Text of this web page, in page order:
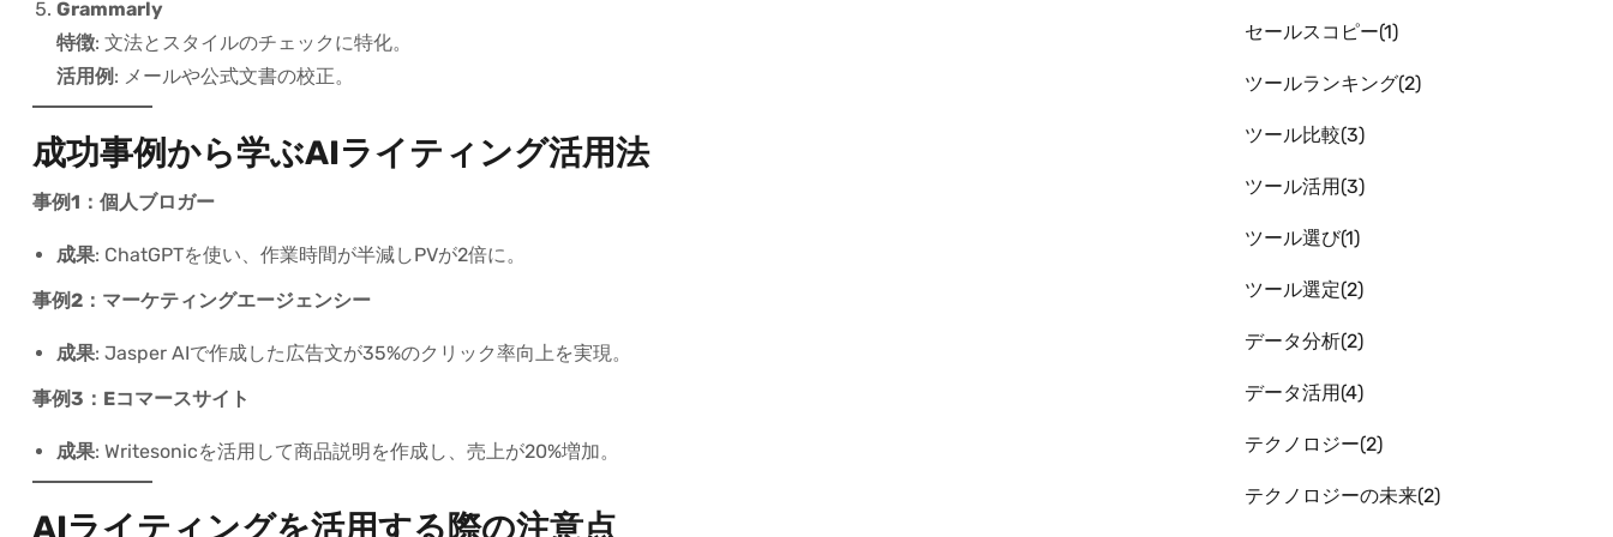
Grammarly
特徴: 文法とスタイルのチェックに特化。
活用例 : メールや公式文書の校正。
成功事例から学ぶAIライティング活用法
事例1：個人ブロガー
成果: ChatGPTを使い、作業時間が半減しPVが2倍に。
事例2：マーケティングエージェンシー
成果: Jasper AIで作成した広告文が35%のクリック率向上を実現。
事例3：Eコマースサイト
成果: Writesonicを活用して商品説明を作成し、売上が20%増加。
AIライティングを活用する際の注意点
セールスコピー 1
ツールランキング 2
ツール比較 3
ツール活用 3
ツール選び 1
ツール選定 2
データ分析 2
データ活用 4
テクノロジー 2
テクノロジーの未来 2